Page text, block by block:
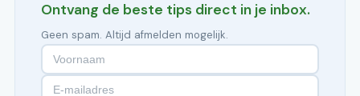
Ontvang de beste tips direct in je inbox.
Geen spam. Altijd afmelden mogelijk.